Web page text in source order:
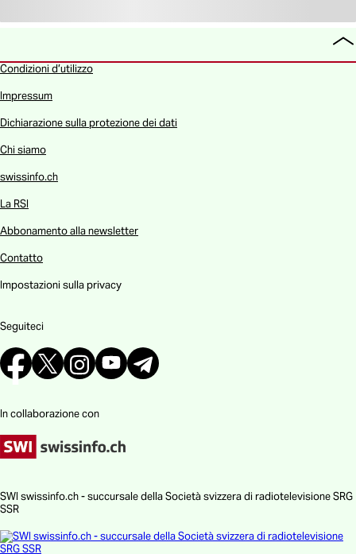
Seguiteci
In collaborazione con
Condizioni d’utilizzo
Impressum
Dichiarazione sulla protezione dei dati
Chi siamo
swissinfo.ch
La RSI
Abbonamento alla newsletter
Contatto
Impostazioni sulla privacy
SWI swissinfo.ch - succursale della Società svizzera di radiotelevisione SRG
SSR